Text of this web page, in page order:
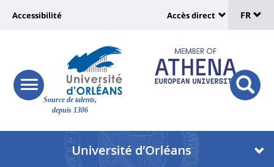
Site
Source de talents,
depuis 1306
Université
responsive
menu
button
Université
vers
page
accessibilité
Accessibilité
:
Shortcut
links
Accès direct
de
FR
Université